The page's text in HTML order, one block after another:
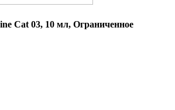
Cat 03, 10 мл, Ограниченное